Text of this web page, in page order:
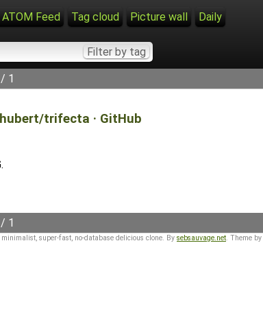
ATOM Feed Tag cloud Picture wall Daily
1
trifecta · GitHub
1
super-fast, no-database delicious clone. By sebsauvage.net. Theme by